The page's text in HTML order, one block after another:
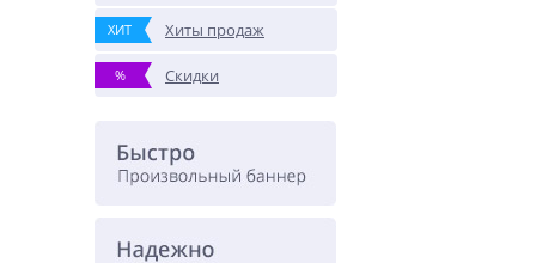
ХИТ Хиты продаж
% Скидки